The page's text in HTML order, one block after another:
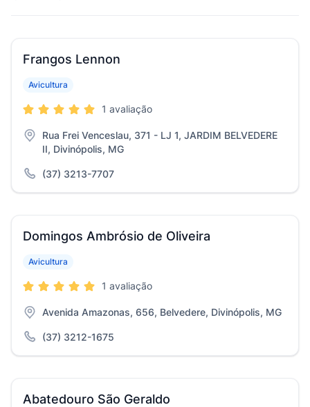
Frangos Lennon
Avicultura
1 avaliação
Rua Frei Venceslau, 371 - LJ 1, JARDIM BELVEDERE
II, Divinópolis, MG
(37) 3213-7707
Domingos Ambrósio de Oliveira
Avicultura
1 avaliação
Avenida Amazonas, 656, Belvedere, Divinópolis, MG
(37) 3212-1675
Abatedouro São Geraldo